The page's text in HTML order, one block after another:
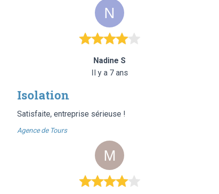
Nadine S
Il y a 7 ans
Isolation
Satisfaite, entreprise sérieuse !
Agence de Tours